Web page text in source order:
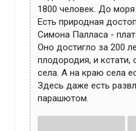
1800 человек. До
Есть природная
Симона Палласа -
Оно достигло за 200
плодородия, и кстати,
села. А на краю села
Здесь даже есть
парашютом.